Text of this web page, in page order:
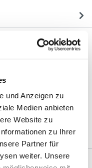
und Anzeigen zu
Medien anbieten
Website zu
zu Ihrer
Partner für
weiter. Unsere